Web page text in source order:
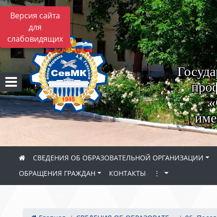
Версия сайта
для
слабовидящих
СВЕДЕНИЯ ОБ ОБРАЗОВАТЕЛЬНОЙ ОРГАНИЗАЦИИ
ОБРАЩЕНИЯ ГРАЖДАН
КОНТАКТЫ ⋮